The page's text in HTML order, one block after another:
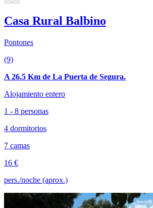
Casa Rural Balbino
Pontones
(9)
A 26.5 Km de La Puerta de Segura.
Alojamiento entero
1 - 8 personas
4 dormitorios
7 camas
16 €
pers./noche (aprox.)